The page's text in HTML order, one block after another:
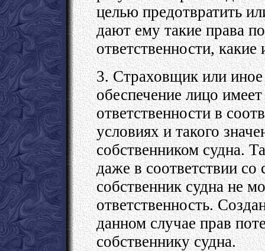
целью предотвратить
дают ему такие права
ответственности,
3. Страховщик или
обеспечение лицо
ответственности в
условиях и такого
собственником судна.
даже в соответствии со
собственник судна не
ответственность.
данном случае прав
собственнику судна.